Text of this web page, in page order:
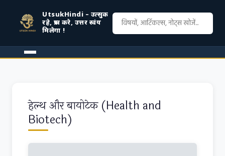
UtsukHindi – उत्सुक
रहे, प्रश्न करे, उत्तर स्वंय
मिलेगा !
हेल्थ और बायोटेक (Health and
Biotech)